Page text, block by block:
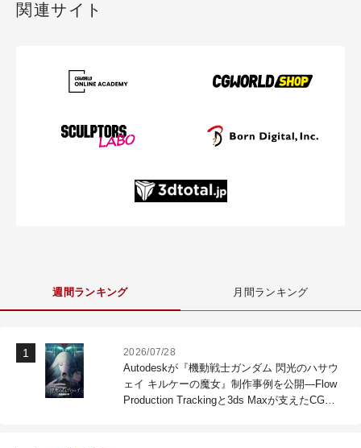
関連サイト
週間ランキング 月間ランキング
2026/07/28
Autodeskが『機動戦士ガンダム 閃光のハサウ
ェイ キルケーの魔女』制作事例を公開―Flow
Production Trackingと3ds Maxが支えたCG制